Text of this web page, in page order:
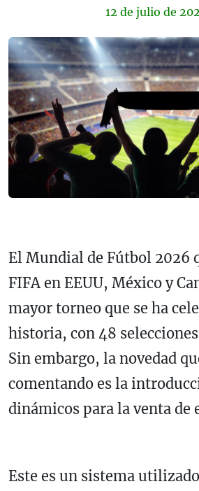
12 de julio de
El Mundial de Fútbol 2026
FIFA en EEUU, México y
mayor torneo que se ha
historia, con 48
Sin embargo, la novedad
comentando es la
dinámicos para la venta de
Este es un sistema